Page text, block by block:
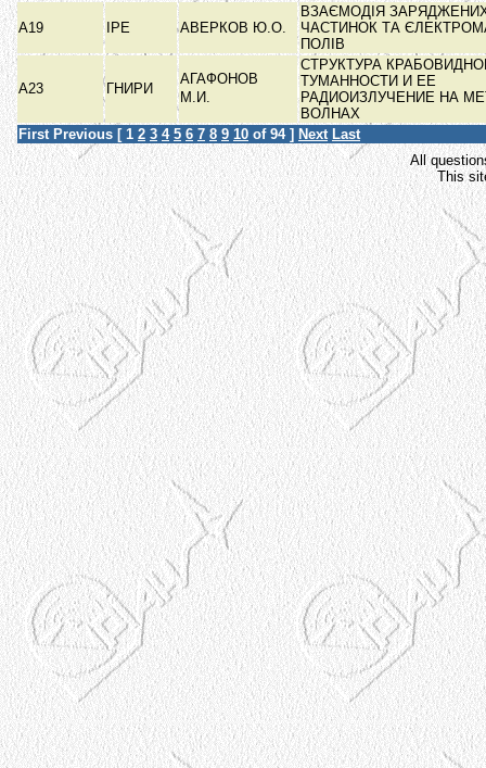
А19 ІРЕ АВЕРКОВ Ю.О.
ВЗАЄМОДІЯ
ЧАСТИНОК ТА
ПОЛІВ
А23 ГНИРИ
АГАФОНОВ
М.И.
СТРУКТУРА
ТУМАННОСТИ И ЕЕ
РАДИОИЗЛУЧЕНИЕ НА
ВОЛНАХ
First Previous [ 1 2 3 4 5 6 7 8 9 10 of 94 ] Next Last
All
This